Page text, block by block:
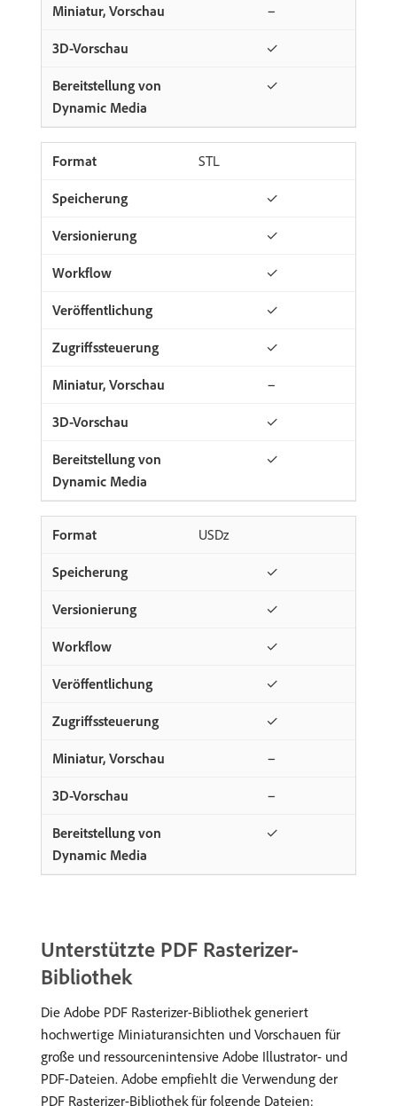
−
✓
✓
STL
✓
✓
✓
✓
✓
−
✓
✓
USDz
✓
✓
✓
✓
✓
−
−
✓
Unterstützte PDF Rasterizer-
Bibliothek
Die Adobe PDF Rasterizer-Bibliothek generiert
hochwertige Miniaturansichten und Vorschauen für
große und ressourcenintensive Adobe Illustrator- und
PDF-Dateien. Adobe empfiehlt die Verwendung der
PDF Rasterizer-Bibliothek für folgende Dateien: